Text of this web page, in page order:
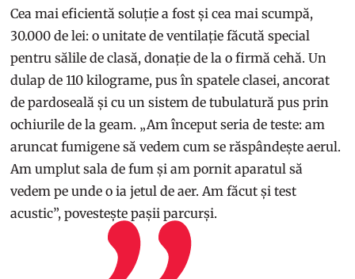
Cea mai eficientă soluție a fost și cea mai scumpă,
30.000 de lei: o unitate de ventilație făcută special
pentru sălile de clasă, donație de la o firmă cehă. Un
dulap de 110 kilograme, pus în spatele clasei, ancorat
de pardoseală și cu un sistem de tubulatură pus prin
ochiurile de la geam. „Am început seria de teste: am
aruncat fumigene să vedem cum se răspândește aerul.
Am umplut sala de fum și am pornit aparatul să
vedem pe unde o ia jetul de aer. Am făcut și test
acustic”, povestește pașii parcurși.